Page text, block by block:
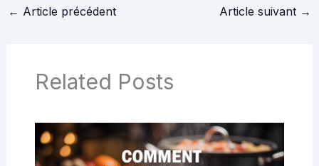
← Article précédent Article suivant →
Related Posts